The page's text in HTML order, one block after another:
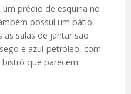
prédio de esquina no
possui um pátio
salas de jantar são
e azul-petróleo, com
que parecem